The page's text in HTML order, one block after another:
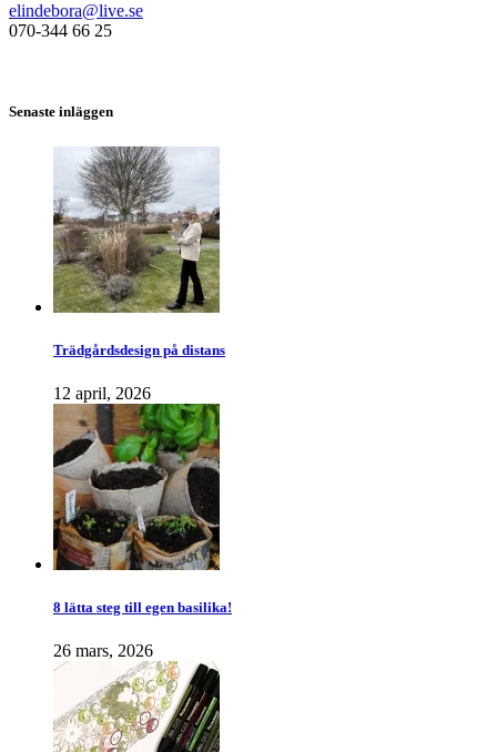
elindebora@live.se
070-344 66 25
Senaste inläggen
Trädgårdsdesign på distans
12 april, 2026
8 lätta steg till egen basilika!
26 mars, 2026